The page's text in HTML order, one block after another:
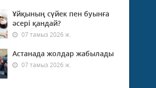
Ұйқының сүйек пен буынға
әсері қандай?
07 тамыз 2026 ж.
Астанада жолдар жабылады
07 тамыз 2026 ж.